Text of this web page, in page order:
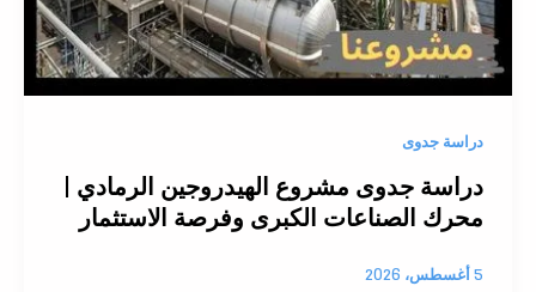
دراسة جدوى
دراسة جدوى مشروع الهيدروجين الرمادي |
محرك الصناعات الكبرى وفرصة الاستثمار
5 أغسطس، 2026